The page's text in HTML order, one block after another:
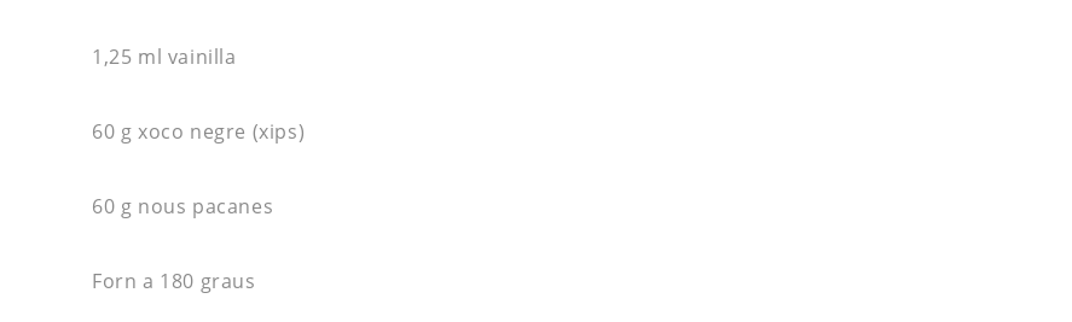
1,25 ml vainilla
60 g xoco negre (xips)
60 g nous pacanes
Forn a 180 graus